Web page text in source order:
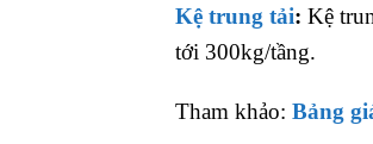
Kệ trung tải: Kệ
tới 300kg/tầng.
Tham khảo: Bảng